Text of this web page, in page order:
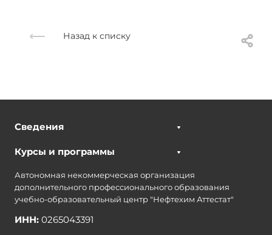
Назад к списку
Сведения
Курсы и программы
Автономная некоммерческая организация
дополнительного профессионального образования
учебно-образовательный центр "Нефтехим Аттестат"
ИНН: 0265043391